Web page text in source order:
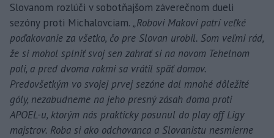
Slovanom rozlúči v sobotňajšom záverečnom dueli
sezóny proti Michalovciam. „Robovi Makovi patrí veľké
poďakovanie za všetko, čo pre Slovan urobil. Som veľmi rád,
že si mohol splniť svoj sen zahrať si na novom Tehelnom
poli, a pred dvoma rokmi sa vrátil späť domov.
Predovšetkým vo svojej prvej sezóne dal mnohé dôležité
góly, nezabudneme na jeho presný zásah doma proti
APOEL-u, ktorým nás prakticky posunul do play off Ligy
majstrov. Roba si ako odchovanca a Slovanistu nesmierne